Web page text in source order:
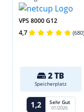
VPS 8000 G12
4,7 (680)
2 TB
Speicherplatz
1,2 Sehr Gut
01/2026